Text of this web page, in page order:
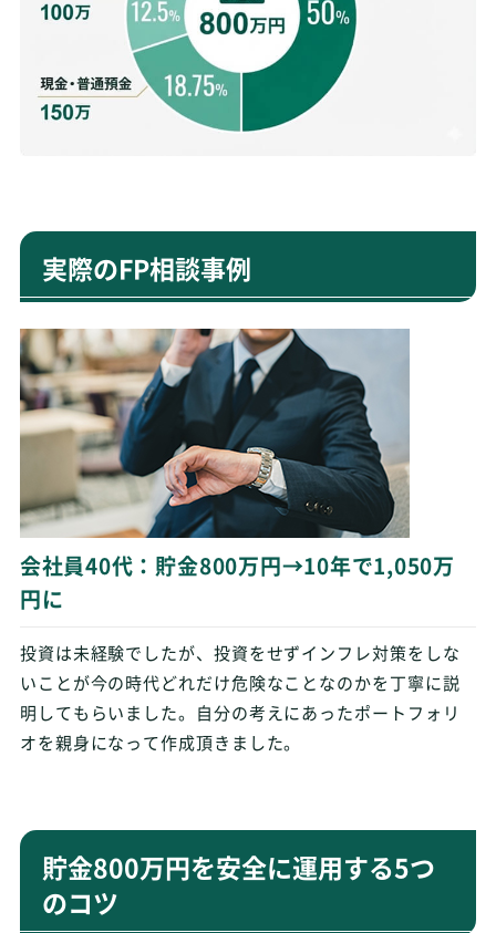
実際のFP相談事例
会社員40代：貯金800万円→10年で1,050万
円に
投資は未経験でしたが、投資をせずインフレ対策をしな
いことが今の時代どれだけ危険なことなのかを丁寧に説
明してもらいました。自分の考えにあったポートフォリ
オを親身になって作成頂きました。
貯金800万円を安全に運用する5つ
のコツ